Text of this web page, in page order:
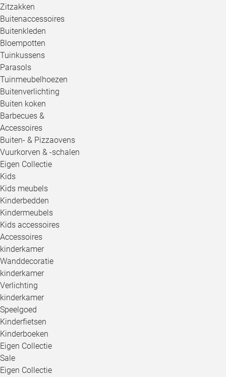
Zitzakken
Buitenaccessoires
Buitenkleden
Bloempotten
Tuinkussens
Parasols
Tuinmeubelhoezen
Buitenverlichting
Buiten koken
Barbecues &
Accessoires
Buiten- & Pizzaovens
Vuurkorven & -schalen
Eigen Collectie
Kids
Kids meubels
Kinderbedden
Kindermeubels
Kids accessoires
Accessoires
kinderkamer
Wanddecoratie
kinderkamer
Verlichting
kinderkamer
Speelgoed
Kinderfietsen
Kinderboeken
Eigen Collectie
Sale
Eigen Collectie